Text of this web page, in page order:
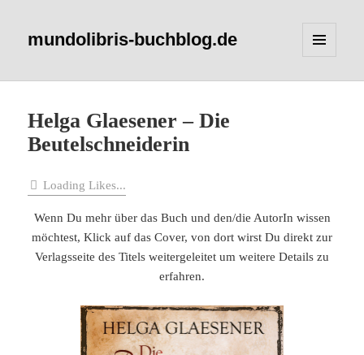
mundolibris-buchblog.de
WIDGETS
Helga Glaesener – Die
Beutelschneiderin
Loading Likes...
Wenn Du mehr über das Buch und den/die AutorIn wissen
möchtest, Klick auf das Cover, von dort wirst Du direkt zur
Verlagsseite des Titels weitergeleitet um weitere Details zu
erfahren.